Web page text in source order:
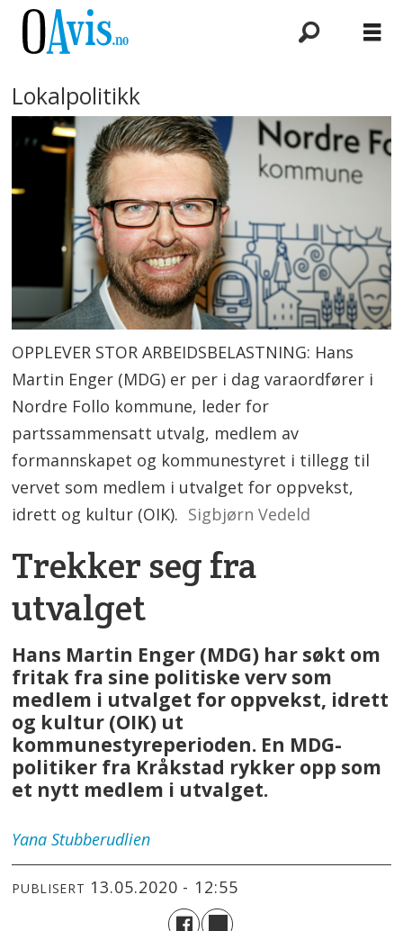
Lokalpolitikk
OPPLEVER STOR ARBEIDSBELASTNING: Hans
Martin Enger (MDG) er per i dag varaordfører i
Nordre Follo kommune, leder for
partssammensatt utvalg, medlem av
formannskapet og kommunestyret i tillegg til
vervet som medlem i utvalget for oppvekst,
idrett og kultur (OIK). Sigbjørn Vedeld
Trekker seg fra
utvalget
Hans Martin Enger (MDG) har søkt om
fritak fra sine politiske verv som
medlem i utvalget for oppvekst, idrett
og kultur (OIK) ut
kommunestyreperioden. En MDG-
politiker fra Kråkstad rykker opp som
et nytt medlem i utvalget.
Yana Stubberudlien
PUBLISERT 13.05.2020 - 12:55